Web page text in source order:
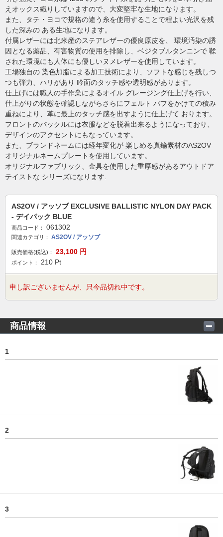
えオックス織りしていますので、大変堅牢な生地になります。
また、タテ・ヨコで規格の違う糸を使用することで程よい光沢を残
した深みの ある生地になります。
付属レザーには北米産のステアレザーの優良原皮を、 環境汚染の誘
因となる薬品、有害物質の使用を排除し、ベジタブルタンニンで 鞣
された環境にも人体にも優しいヌメレザーを使用しています。
工場独自の 染色加脂による加工技術により、ソフトな感じを残しつ
つも弾力、ハリがあり 吟面のタッチ感や透明感があります。
仕上げには職人の手作業によるオイル グレージング仕上げを行い、
仕上がりの状態を確認しながらさらにフェルト バフをかけての積み
重ねにより、革に最上のタッチ感を出すように仕上げて おります。
フロントのバックルには衣服などを脱着出来るようになっており、
デザインのアクセントにもなっています。
また、ブランドネームには経年変化が 楽しめる真鍮素材のAS2OV
オリジナルネームプレートを使用しています。
オリジナルファブリック、金具を使用した重厚感があるアウトドア
テイストな シリーズになります.
AS2OV / アッソブ EXCLUSIVE BALLISTIC NYLON DAY PACK
- デイパック BLUE
商品コード： 061302
関連カテゴリ： AS2OV / アッソブ
販売価格(税込)： 23,100 円
ポイント： 210 Pt
申し訳ございませんが、只今品切れ中です。
商品情報
1
2
3